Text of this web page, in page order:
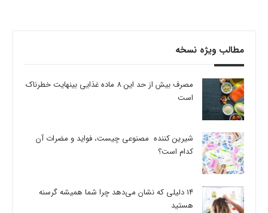
مطالب ویژه نسخه
مصرف بیش از حد این 8 ماده غذایی بینهایت خطرناک
است
شیرین کننده مصنوعی چیست، فواید و مضرات آن
کدام است؟
14 دلیلی که نشان می‌دهد چرا شما همیشه گرسنه
هستید